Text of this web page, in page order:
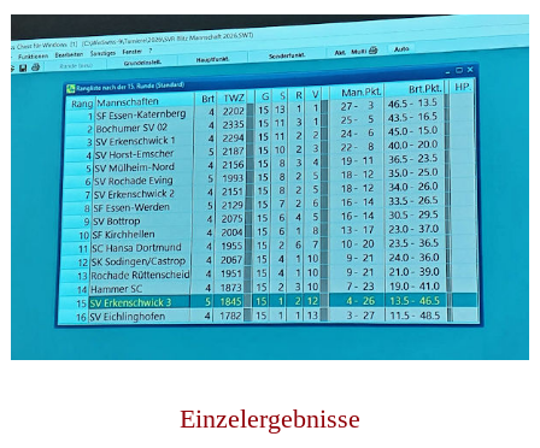
Einzelergebnisse